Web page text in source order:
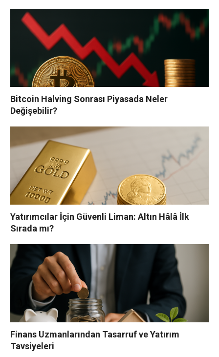
Bitcoin Halving Sonrası Piyasada Neler
Değişebilir?
Yatırımcılar İçin Güvenli Liman: Altın Hâlâ İlk
Sırada mı?
Finans Uzmanlarından Tasarruf ve Yatırım
Tavsiyeleri